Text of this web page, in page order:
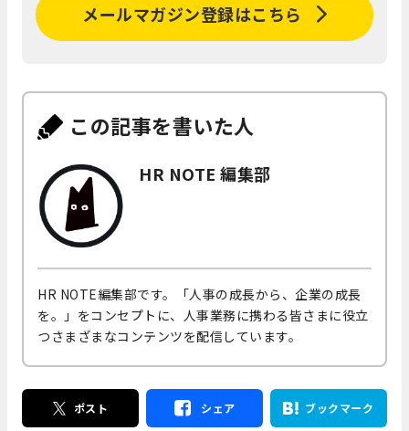
メールマガジン登録はこちら
この記事を書いた人
HR NOTE 編集部
HR NOTE編集部です。「人事の成長から、企業の成長
を。」をコンセプトに、人事業務に携わる皆さまに役立
つさまざまなコンテンツを配信しています。
ポスト シェア ブックマーク